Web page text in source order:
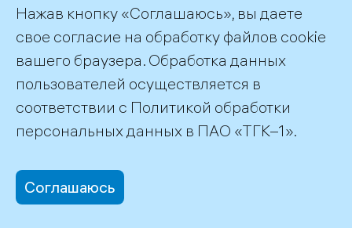
Нажав кнопку «Соглашаюсь», вы даете
свое согласие на обработку файлов cookie
вашего браузера. Обработка данных
пользователей осуществляется в
соответствии с Политикой обработки
персональных данных в ПАО «ТГК–1».
Соглашаюсь